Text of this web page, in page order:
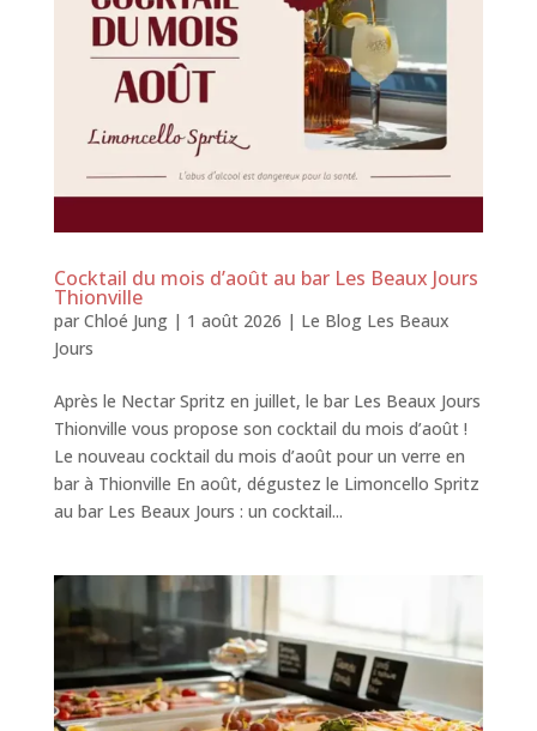
Cocktail du mois d’août au bar Les Beaux Jours
Thionville
par Chloé Jung| 1 août 2026 | Le Blog Les Beaux
Jours
Après le Nectar Spritz en juillet, le bar Les Beaux Jours
Thionville vous propose son cocktail du mois d’août !
Le nouveau cocktail du mois d’août pour un verre en
bar à Thionville En août, dégustez le Limoncello Spritz
au bar Les Beaux Jours : un cocktail...